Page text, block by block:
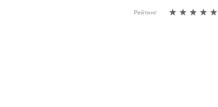
Рейтинг